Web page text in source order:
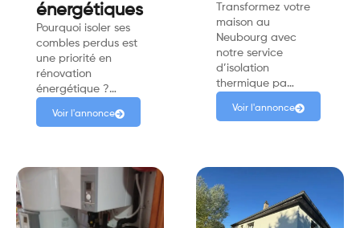
énergétiques
Pourquoi isoler ses
combles perdus est
une priorité en
rénovation
énergétique ?…
Voir l'annonce
Transformez votre
maison au
Neubourg avec
notre service
d’isolation
thermique pa…
Voir l'annonce